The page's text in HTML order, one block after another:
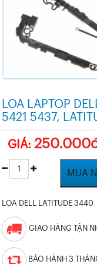
LOA LAPTOP
5421 5437,
GIÁ:
MUA
LOA DELL LATITUDE 3440
GIAO HÀNG TẬN
BẢO HÀNH 3